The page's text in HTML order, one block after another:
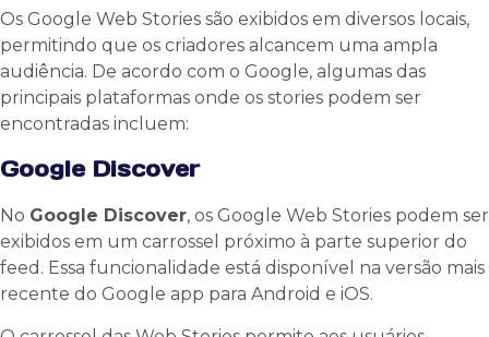
Os Google Web Stories são exibidos em diversos locais,
permitindo que os criadores alcancem uma ampla
audiência. De acordo com o Google, algumas das
principais plataformas onde os stories podem ser
encontradas incluem:
Google Discover
No Google Discover, os Google Web Stories podem ser
exibidos em um carrossel próximo à parte superior do
feed. Essa funcionalidade está disponível na versão mais
recente do Google app para Android e iOS.